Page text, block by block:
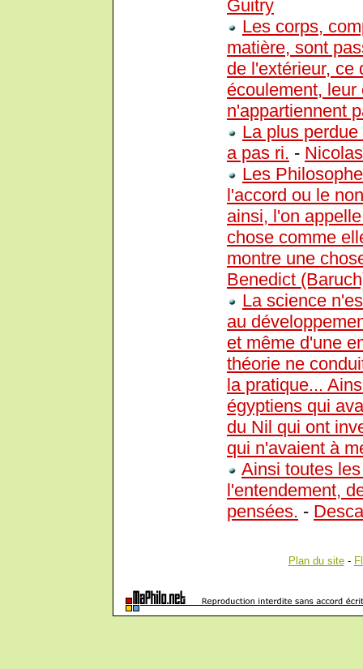
Guitry
Les corps,
matière, sont
de l'extérieur, ce
écoulement,
n'appartiennent
La plus
a pas ri. -
Les
l'accord ou le
ainsi, l'on
chose comme
montre une
Benedict
La science
au
et même d'une
théorie ne
la pratique...
égyptiens qui
du Nil qui ont
qui n'avaient à
Ainsi toutes
l'entendement,
pensées. -
Plan du site-